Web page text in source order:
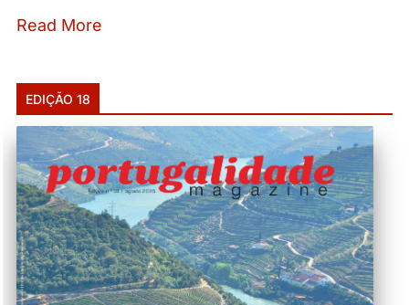
Read More
EDIÇÃO 18